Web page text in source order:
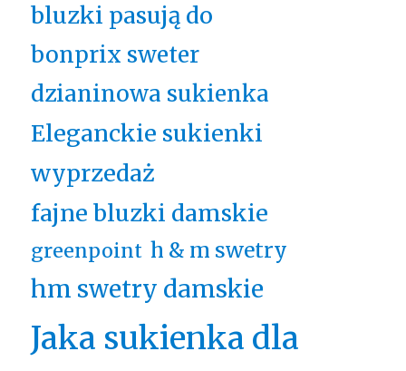
bluzki pasują do
bonprix sweter
dzianinowa sukienka
Eleganckie sukienki
wyprzedaż
fajne bluzki damskie
greenpoint h & m swetry
hm swetry damskie
Jaka sukienka dla